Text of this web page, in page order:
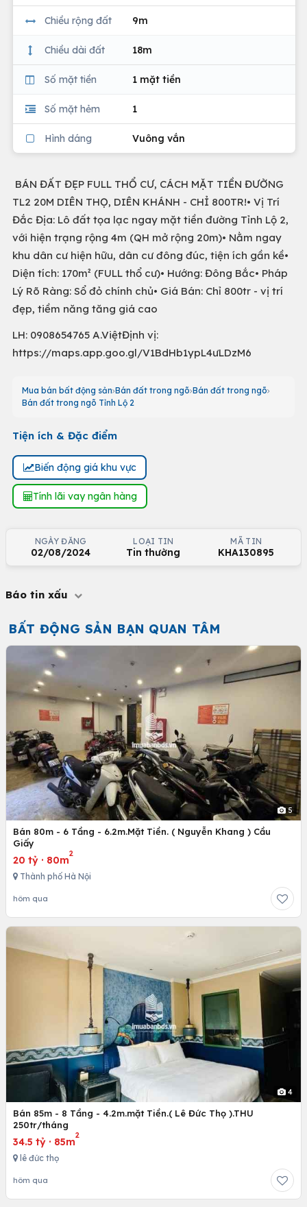
Chiều rộng đất 9m
Chiều dài đất 18m
Số mặt tiền 1 mặt tiền
Số mặt hẻm 1
Hình dáng Vuông vắn
BÁN ĐẤT ĐẸP FULL THỔ CƯ, CÁCH MẶT TIỀN ĐƯỜNG
TL2 20M DIÊN THỌ, DIÊN KHÁNH - CHỈ 800TR!• Vị Trí
Đắc Địa: Lô đất tọa lạc ngay mặt tiền đường Tỉnh Lộ 2,
với hiện trạng rộng 4m (QH mở rộng 20m)• Nằm ngay
khu dân cư hiện hữu, dân cư đông đúc, tiện ích gần kề•
Diện tích: 170m² (FULL thổ cư)• Hướng: Đông Bắc• Pháp
Lý Rõ Ràng: Sổ đỏ chính chủ• Giá Bán: Chỉ 800tr - vị trí
đẹp, tiềm năng tăng giá cao
LH: 0908654765 A.ViệtĐịnh vị:
https://maps.app.goo.gl/V1BdHb1ypL4ưLDzM6
Mua bán bất động sản Bán đất trong ngõ Bán đất trong ngõ
Bán đất trong ngõ Tỉnh Lộ 2
Tiện ích & Đặc điểm
Biến động giá khu vực
Tính lãi vay ngân hàng
NGÀY ĐĂNG
02/08/2024
LOẠI TIN
Tin thường
MÃ TIN
KHA130895
Báo tin xấu
BẤT ĐỘNG SẢN BẠN QUAN TÂM
5
Bán 80m - 6 Tầng - 6.2m.Mặt Tiền. ( Nguyễn Khang ) Cầu
Giấy
20 tỷ · 80m
2
Thành phố Hà Nội
hôm qua
4
Bán 85m - 8 Tầng - 4.2m.mặt Tiền.( Lê Đức Thọ ).THU
250tr/tháng
34.5 tỷ · 85m
2
lê đức thọ
hôm qua